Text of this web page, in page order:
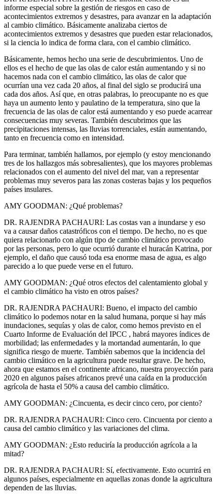
informe especial sobre la gestión de riesgos en caso de
acontecimientos extremos y desastres, para avanzar en la adaptación
al cambio climático. Básicamente analizaba ciertos de
acontecimientos extremos y desastres que pueden estar relacionados,
si la ciencia lo indica de forma clara, con el cambio climático.
Básicamente, hemos hecho una serie de descubrimientos. Uno de
ellos es el hecho de que las olas de calor están aumentando y si no
hacemos nada con el cambio climático, las olas de calor que
ocurrían una vez cada 20 años, al final del siglo se producirá una
cada dos años. Así que, en otras palabras, lo preocupante no es que
haya un aumento lento y paulatino de la temperatura, sino que la
frecuencia de las olas de calor está aumentando y eso puede acarrear
consecuencias muy severas. También descubrimos que las
precipitaciones intensas, las lluvias torrenciales, están aumentando,
tanto en frecuencia como en intensidad.
Para terminar, también hallamos, por ejemplo (y estoy mencionando
tres de los hallazgos más sobresalientes), que los mayores problemas
relacionados con el aumento del nivel del mar, van a representar
problemas muy severos para las zonas costeras bajas y los pequeños
países insulares.
AMY GOODMAN: ¿Qué problemas?
DR. RAJENDRA PACHAURI: Las costas van a inundarse y eso
va a causar daños catastróficos con el tiempo. De hecho, no es que
quiera relacionarlo con algún tipo de cambio climático provocado
por las personas, pero lo que ocurrió durante el huracán Katrina, por
ejemplo, el daño que causó toda esa enorme masa de agua, es algo
parecido a lo que puede verse en el futuro.
AMY GOODMAN: ¿Qué otros efectos del calentamiento global y
el cambio climático ha visto en otros países?
DR. RAJENDRA PACHAURI: Bueno, el impacto del cambio
climático lo podemos notar en la salud humana, porque si hay más
inundaciones, sequías y olas de calor, como hemos previsto en el
Cuarto Informe de Evaluación del IPCC , habrá mayores índices de
morbilidad; las enfermedades y la mortandad aumentarán, lo que
significa riesgo de muerte. También sabemos que la incidencia del
cambio climático en la agricultura puede resultar grave. De hecho,
ahora que estamos en el continente africano, nuestra proyección para
2020 en algunos países africanos prevé una caída en la producción
agrícola de hasta el 50% a causa del cambio climático.
AMY GOODMAN: ¿Cincuenta, es decir cinco cero, por ciento?
DR. RAJENDRA PACHAURI: Cinco cero. Cincuenta por ciento a
causa del cambio climático y las variaciones del clima.
AMY GOODMAN: ¿Esto reduciría la producción agrícola a la
mitad?
DR. RAJENDRA PACHAURI: Sí, efectivamente. Esto ocurrirá en
algunos países, especialmente en aquellas zonas donde la agricultura
dependen de las lluvias.